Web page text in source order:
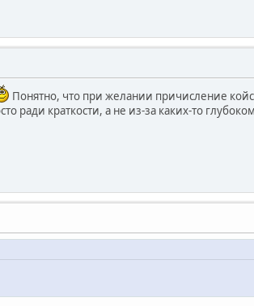
Понятно, что при желании причисление
ради краткости, а не из-за каких-то